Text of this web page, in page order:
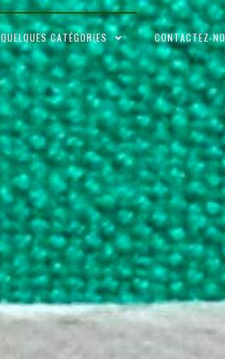
QUELQUES CATÉGORIES CONTACTEZ-